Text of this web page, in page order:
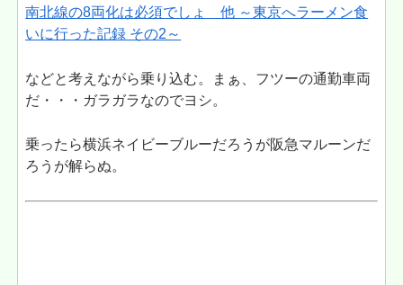
南北線の8両化は必須でしょ 他 ～東京へラーメン食
いに行った記録 その2～
などと考えながら乗り込む。まぁ、フツーの通勤車両
だ・・・ガラガラなのでヨシ。
乗ったら横浜ネイビーブルーだろうが阪急マルーンだ
ろうが解らぬ。